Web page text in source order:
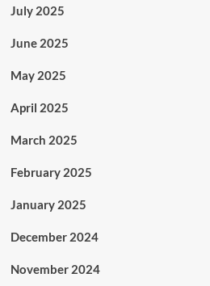
July 2025
June 2025
May 2025
April 2025
March 2025
February 2025
January 2025
December 2024
November 2024